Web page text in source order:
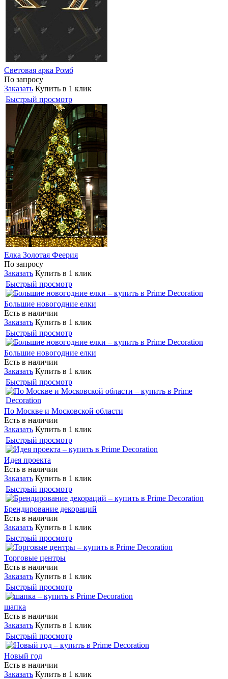
Световая арка Ромб
По запросу
Заказать Купить в 1 клик
Быстрый просмотр
Елка Золотая Феерия
По запросу
Заказать Купить в 1 клик
Быстрый просмотр
Большие новогодние елки
Есть в наличии
Заказать Купить в 1 клик
Быстрый просмотр
Большие новогодние елки
Есть в наличии
Заказать Купить в 1 клик
Быстрый просмотр
По Москве и Московской области
Есть в наличии
Заказать Купить в 1 клик
Быстрый просмотр
Идея проекта
Есть в наличии
Заказать Купить в 1 клик
Быстрый просмотр
Брендирование декораций
Есть в наличии
Заказать Купить в 1 клик
Быстрый просмотр
Торговые центры
Есть в наличии
Заказать Купить в 1 клик
Быстрый просмотр
шапка
Есть в наличии
Заказать Купить в 1 клик
Быстрый просмотр
Новый год
Есть в наличии
Заказать Купить в 1 клик